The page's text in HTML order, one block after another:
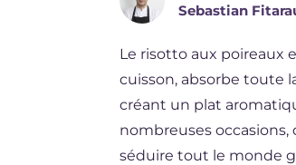
BR
NL
Sebastian
Le risotto aux poireaux
cuisson, absorbe toute
créant un plat
nombreuses occasions,
séduire tout le monde